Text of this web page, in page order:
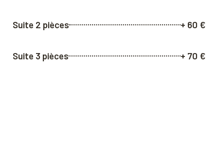
Suite 2 pièces + 60 €
Suite 3 pièces + 70 €